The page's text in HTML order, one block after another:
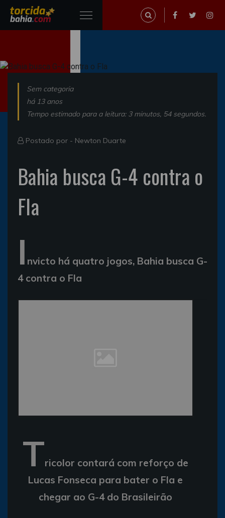
Sem categoria
há 13 anos
Tempo estimado para a leitura: 3 minutos, 54 segundos.
Postado por - Newton Duarte
Bahia busca G-4 contra o
Fla
I nvicto há quatro jogos, Bahia busca G-
4 contra o Fla
Tricolor contará com reforço de
Lucas Fonseca para bater o Fla e
chegar ao G-4 do Brasileirão